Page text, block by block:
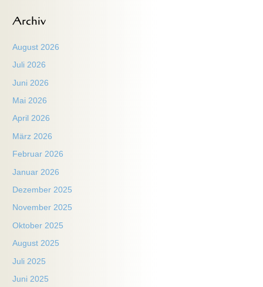
Archiv
August 2026
Juli 2026
Juni 2026
Mai 2026
April 2026
März 2026
Februar 2026
Januar 2026
Dezember 2025
November 2025
Oktober 2025
August 2025
Juli 2025
Juni 2025